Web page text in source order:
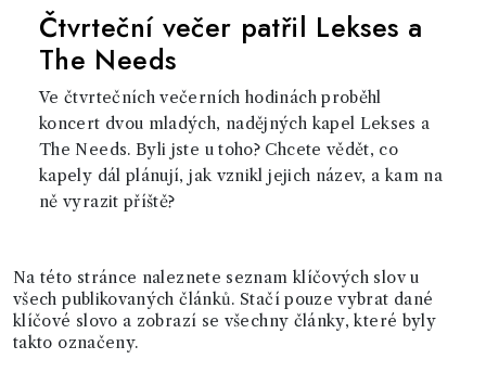
Čtvrteční večer patřil Lekses a
The Needs
Ve čtvrtečních večerních hodinách proběhl
koncert dvou mladých, nadějných kapel Lekses a
The Needs. Byli jste u toho? Chcete vědět, co
kapely dál plánují, jak vznikl jejich název, a kam na
ně vyrazit příště?
Na této stránce naleznete seznam klíčových slov u
všech publikovaných článků. Stačí pouze vybrat dané
klíčové slovo a zobrazí se všechny články, které byly
takto označeny.